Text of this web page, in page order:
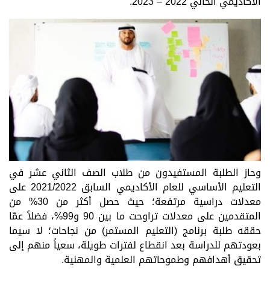
وحاز الطلبة المستفيدون من طلاب الصف الثاني عشر في
التعليم الأساسي للعام الأكاديمي السابق 2021/2022 على
معدلات دراسية مرتفعة؛ حيث حصل أكثر من 30% من
المتقدمين على معدلات تراوحت ما بين 90 و99%، فضلاً عمّا
حققه طلبة برنامج (التعليم المستمر) من نجاحات؛ لا سيما
بعودتهم للدراسة بعد انقطاع لفترات طويلة، سعياً منهم إلى
تحقيق أهدافهم وطموحاتهم العلمية والمهنية.